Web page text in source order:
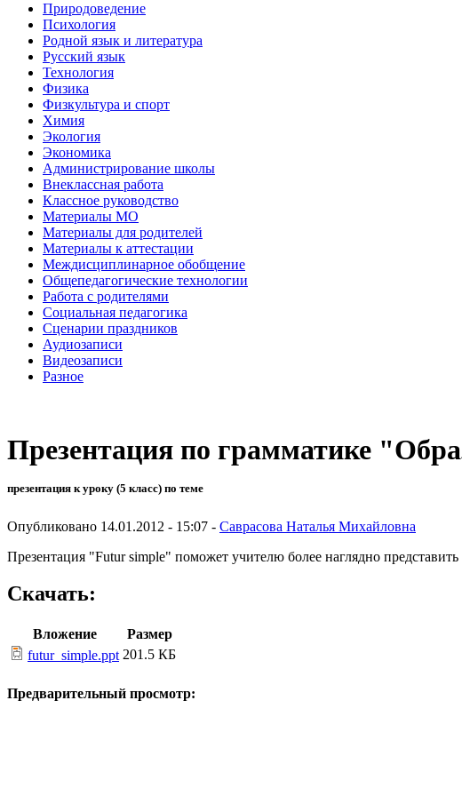
Природоведение
Психология
Родной язык и литература
Русский язык
Технология
Физика
Физкультура и спорт
Химия
Экология
Экономика
Администрирование школы
Внеклассная работа
Классное руководство
Материалы МО
Материалы для родителей
Материалы к аттестации
Междисциплинарное обобщение
Общепедагогические технологии
Работа с родителями
Социальная педагогика
Сценарии праздников
Аудиозаписи
Видеозаписи
Разное
Презентация по грамматике
презентация к уроку (5 класс) по теме
Опубликовано 14.01.2012 - 15:07 - Саврасова Наталья Михайловна
Презентация "Futur simple" поможет учителю более наглядно
Скачать:
Вложение
Размер
futur_simple.ppt 201.5 КБ
Предварительный просмотр: